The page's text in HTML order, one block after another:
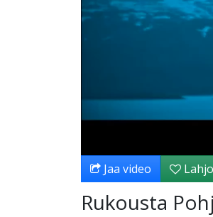
Jaa video
Rukousta